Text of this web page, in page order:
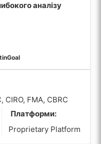
аналізу
CIRO, FMA, CBRC
Платформи:
Proprietary Platform